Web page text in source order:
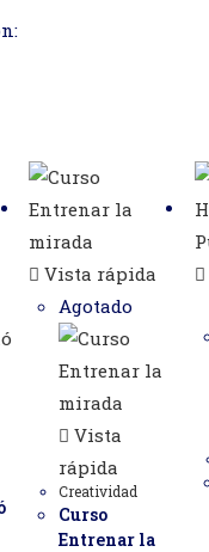
Vista rápida
Agotado
Vista
rápida
Creatividad
Curso
Entrenar la